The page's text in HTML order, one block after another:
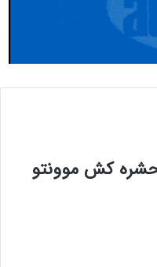
کش موونتو